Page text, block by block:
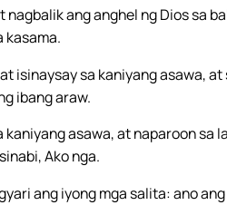
ang anghel ng Dios sa
kasama.
isinaysay sa kaniyang asawa,
ibang araw.
asawa, at naparoon sa
Ako nga.
ang iyong mga salita: ano